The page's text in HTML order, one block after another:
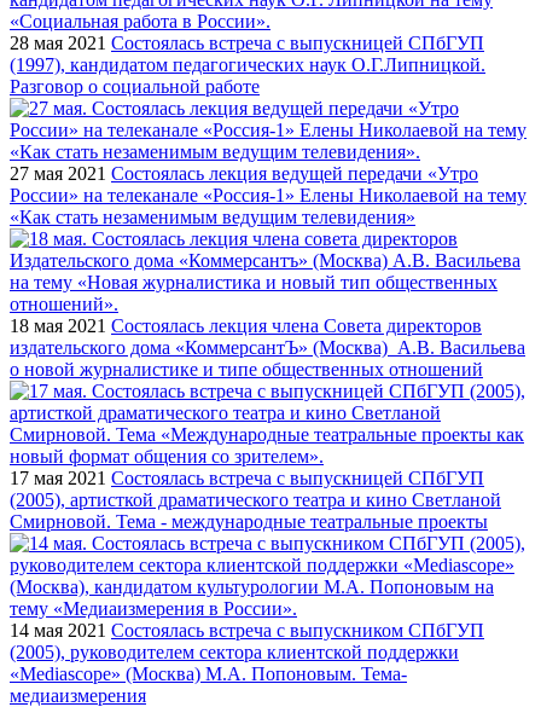
28 мая 2021 Состоялась встреча с выпускницей СПбГУП
(1997), кандидатом педагогических наук О.Г.Липницкой.
Разговор о социальной работе
27 мая 2021 Состоялась лекция ведущей передачи «Утро
России» на телеканале «Россия-1» Елены Николаевой на тему
«Как стать незаменимым ведущим телевидения»
18 мая 2021 Состоялась лекция члена Совета директоров
издательского дома «КоммерсантЪ» (Москва) А.В. Васильева
о новой журналистике и типе общественных отношений
17 мая 2021 Состоялась встреча с выпускницей СПбГУП
(2005), артисткой драматического театра и кино Светланой
Смирновой. Тема - международные театральные проекты
14 мая 2021 Состоялась встреча с выпускником СПбГУП
(2005), руководителем сектора клиентской поддержки
«Mediascope» (Москва) М.А. Попоновым. Тема-
медиаизмерения